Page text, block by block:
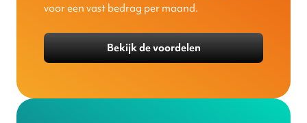
voor een vast bedrag per maand.
Bekijk de voordelen